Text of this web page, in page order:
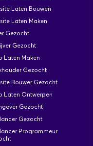
Laten Bouwen
Laten Maken
Gezocht
Gezocht
Laten Maken
Gezocht
Bouwer Gezocht
Laten Ontwerpen
Gezocht
Gezocht
Programmeur